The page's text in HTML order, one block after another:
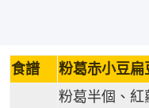
食譜 粉葛赤小豆扁
粉葛半個、紅